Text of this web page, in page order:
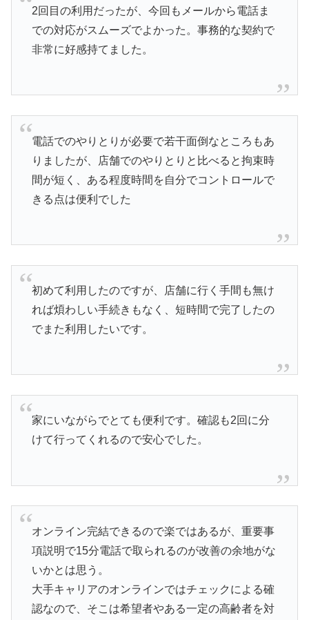
2回目の利用だったが、今回もメールから電話ま
での対応がスムーズでよかった。事務的な契約で
非常に好感持てました。
電話でのやりとりが必要で若干面倒なところもあ
りましたが、店舗でのやりとりと比べると拘束時
間が短く、ある程度時間を自分でコントロールで
きる点は便利でした
初めて利用したのですが、店舗に行く手間も無け
れば煩わしい手続きもなく、短時間で完了したの
でまた利用したいです。
家にいながらでとても便利です。確認も2回に分
けて行ってくれるので安心でした。
オンライン完結できるので楽ではあるが、重要事
項説明で15分電話で取られるのが改善の余地がな
いかとは思う。
大手キャリアのオンラインではチェックによる確
認なので、そこは希望者やある一定の高齢者を対